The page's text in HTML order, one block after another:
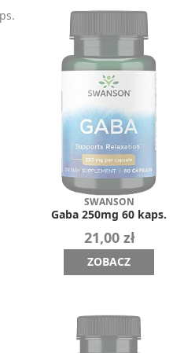
SWANSON
Gaba 250mg 60 kaps.
21,00 zł
ZOBACZ